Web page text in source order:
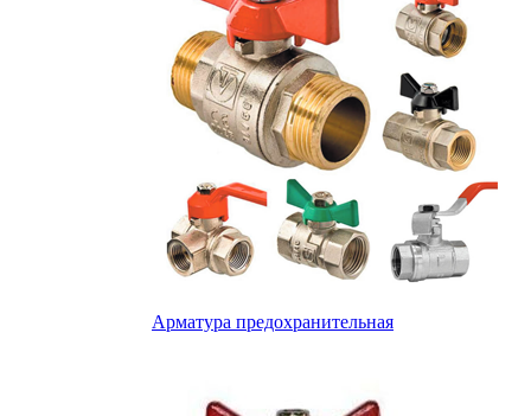
Арматура предохранительная